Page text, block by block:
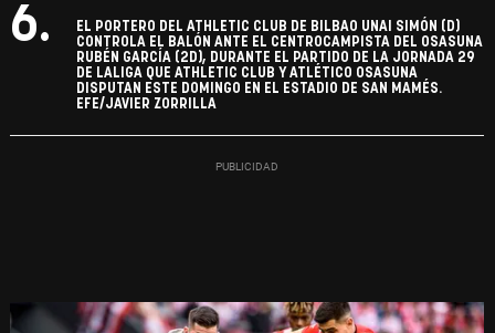
6.
EL PORTERO DEL ATHLETIC CLUB DE BILBAO UNAI SIMÓN (D)
CONTROLA EL BALÓN ANTE EL CENTROCAMPISTA DEL OSASUNA
RUBÉN GARCÍA (2D), DURANTE EL PARTIDO DE LA JORNADA 29
DE LALIGA QUE ATHLETIC CLUB Y ATLÉTICO OSASUNA
DISPUTAN ESTE DOMINGO EN EL ESTADIO DE SAN MAMÉS.
EFE/JAVIER ZORRILLA